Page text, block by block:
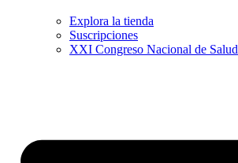
Explora la tienda
Suscripciones
XXI Congreso Nacional de Salud